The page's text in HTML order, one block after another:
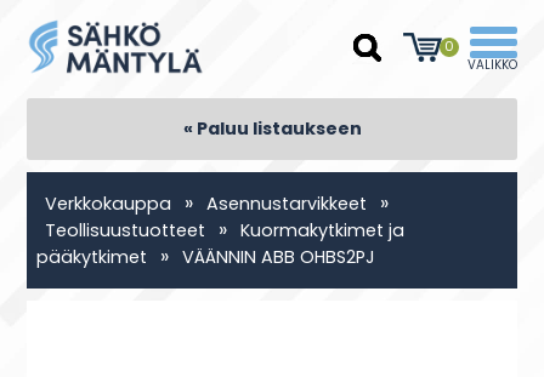
0
« Paluu listaukseen
Verkkokauppa » Asennustarvikkeet »
Teollisuustuotteet » Kuormakytkimet ja
pääkytkimet
» VÄÄNNIN ABB OHBS2PJ